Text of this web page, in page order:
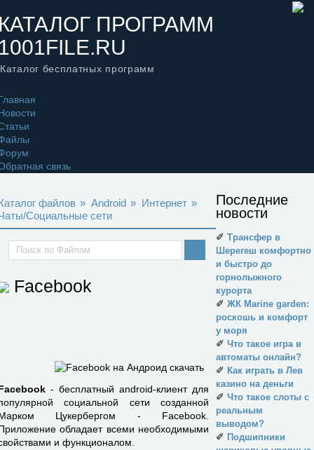
ПРОГРАММ
Каталог бесплатных программ
связь
файлов » Android » Интернет »
Социальные сети
Facebook
- бесплатный android-клиент для
социальной сети созданной
Цукербергом - Facebook.
обладает всеми необходимыми
и функционалом.
Последние
новости
✐ Трансфер в
Шерегеш комфортно
и быстро до
горнолыжного
курорта
✐ ЖК Marine garden:
роскошь и комфорт
у моря
✐ Что такое игра в
автоматы онлайн?
✐ Как играть в Лев
казино на деньги
✐ Что такое слоты с
реальным
выводом?
✐ Подшипники